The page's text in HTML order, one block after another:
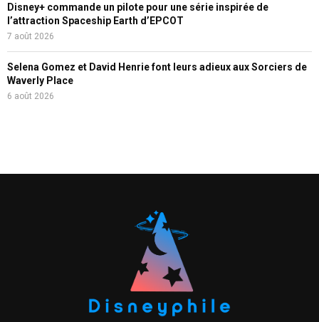
Disney+ commande un pilote pour une série inspirée de
l’attraction Spaceship Earth d’EPCOT
7 août 2026
Selena Gomez et David Henrie font leurs adieux aux Sorciers de
Waverly Place
6 août 2026